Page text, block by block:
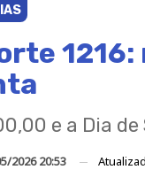
e a Dia de
2026 20:53